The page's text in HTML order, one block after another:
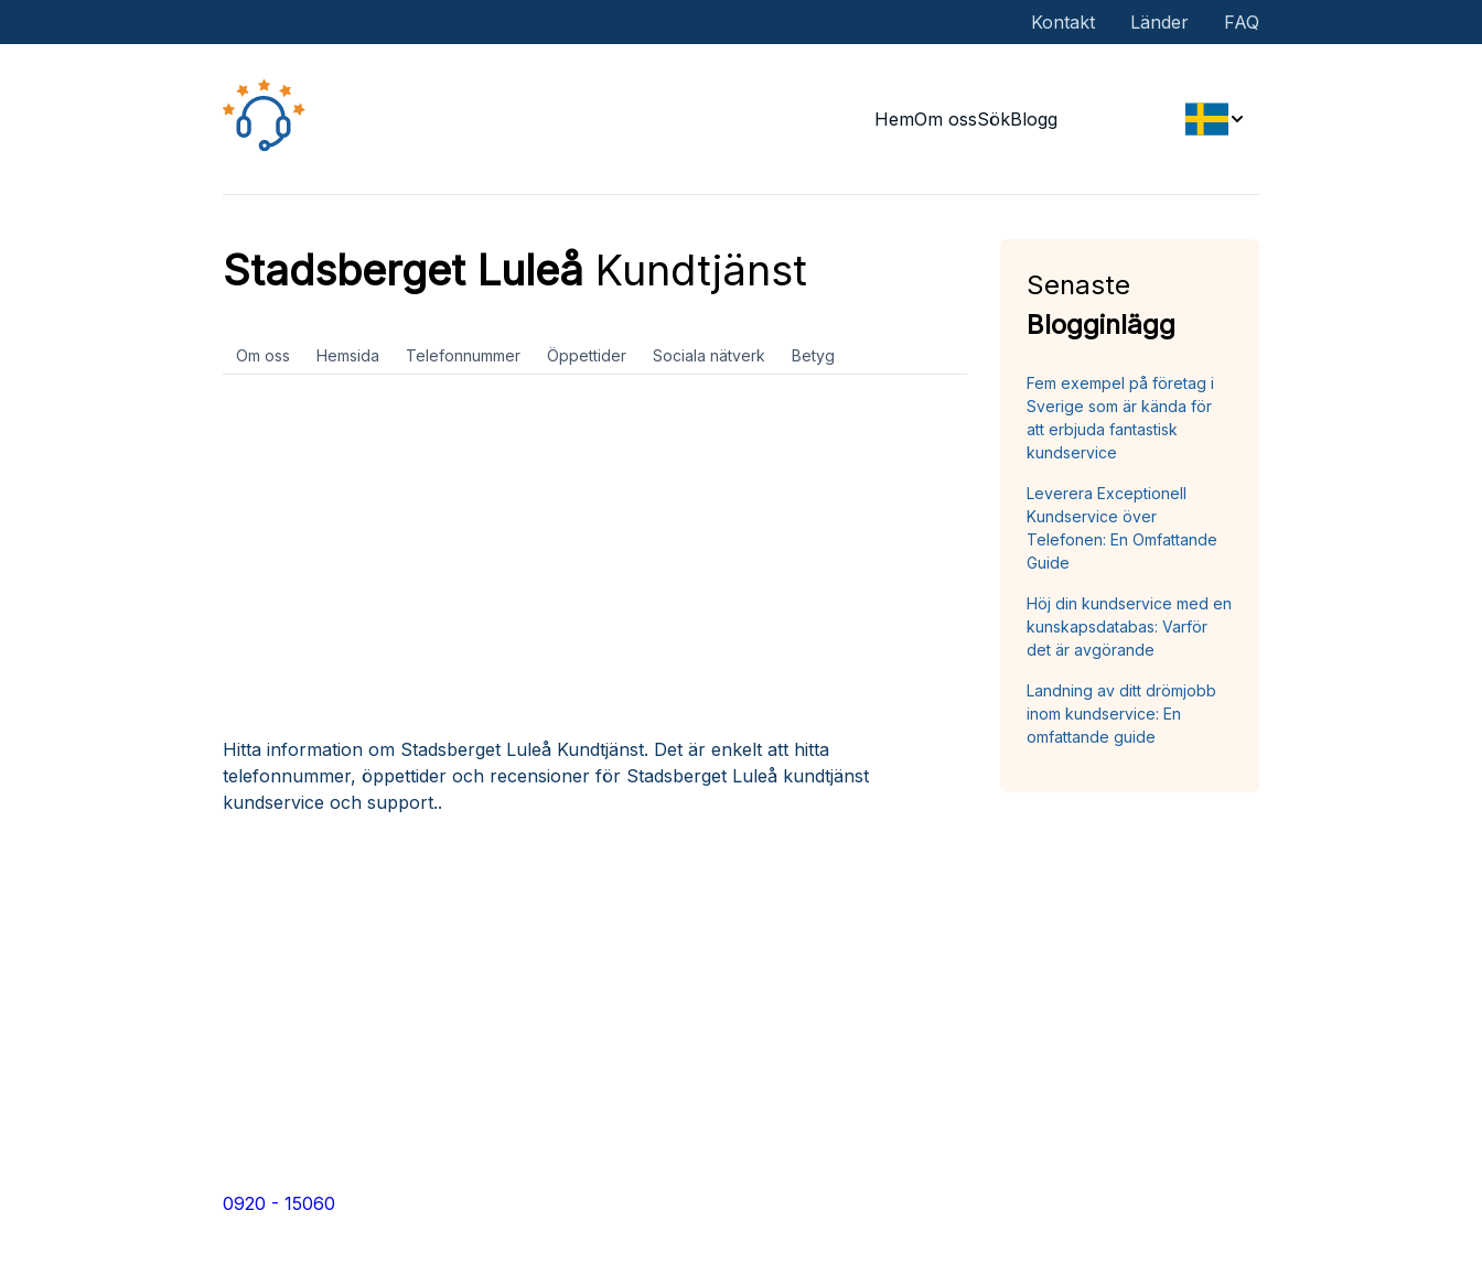
Kontakt Länder FAQ
HemOm ossSökBlogg
Stadsberget Luleå Kundtjänst
Om oss Hemsida Telefonnummer Öppettider Sociala nätverk Betyg
Hitta information om Stadsberget Luleå Kundtjänst. Det är enkelt att hitta
telefonnummer, öppettider och recensioner för Stadsberget Luleå kundtjänst
kundservice och support..
0920 - 15060
Senaste
Blogginlägg
Fem exempel på företag i
Sverige som är kända för
att erbjuda fantastisk
kundservice
Leverera Exceptionell
Kundservice över
Telefonen: En Omfattande
Guide
Höj din kundservice med en
kunskapsdatabas: Varför
det är avgörande
Landning av ditt drömjobb
inom kundservice: En
omfattande guide